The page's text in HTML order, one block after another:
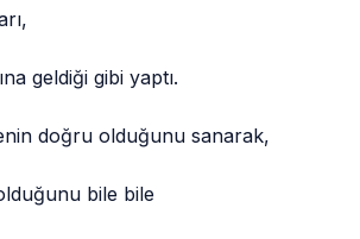
geldiği gibi yaptı.
doğru olduğunu sanarak,
bile bile